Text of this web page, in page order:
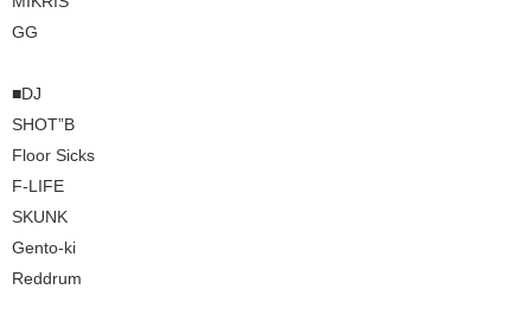
GG
■DJ
SHOT”B
Floor Sicks
F-LIFE
SKUNK
Gento-ki
Reddrum